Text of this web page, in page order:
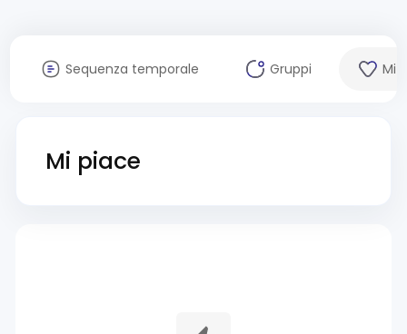
Sequenza temporale Gruppi Mi
Mi piace